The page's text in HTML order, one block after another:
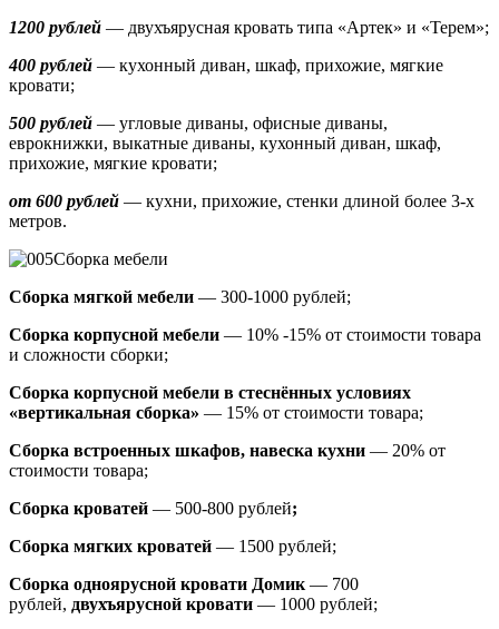
1200 рублей — двухъярусная кровать типа «Артек» и «Терем»;
400 рублей — кухонный диван, шкаф, прихожие, мягкие
кровати;
500 рублей — угловые диваны, офисные диваны,
еврокнижки, выкатные диваны, кухонный диван, шкаф,
прихожие, мягкие кровати;
от 600 рублей — кухни, прихожие, стенки длиной более 3-х
метров.
Сборка мебели
Сборка мягкой мебели — 300-1000 рублей;
Сборка корпусной мебели — 10% -15% от стоимости товара
и сложности сборки;
Сборка корпусной мебели в стеснённых условиях
«вертикальная сборка» — 15% от стоимости товара;
Сборка встроенных шкафов, навеска кухни — 20% от
стоимости товара;
Сборка кроватей — 500-800 рублей;
Сборка мягких кроватей — 1500 рублей;
Сборка одноярусной кровати Домик — 700
рублей, двухъярусной кровати — 1000 рублей;